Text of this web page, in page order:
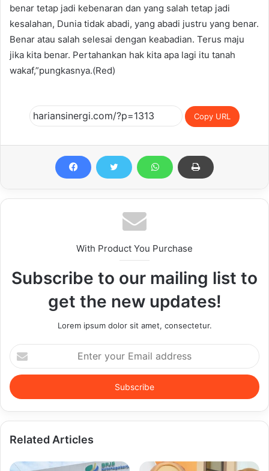
benar tetap jadi kebenaran dan yang salah tetap jadi
kesalahan, Dunia tidak abadi, yang abadi justru yang benar.
Benar atau salah selesai dengan keabadian. Terus maju
jika kita benar. Pertahankan hak kita apa lagi itu tanah
wakaf,”pungkasnya.(Red)
Copy URL
With Product You Purchase
Subscribe to our mailing list to
get the new updates!
Lorem ipsum dolor sit amet, consectetur.
Enter
your
Email
address
Related Articles